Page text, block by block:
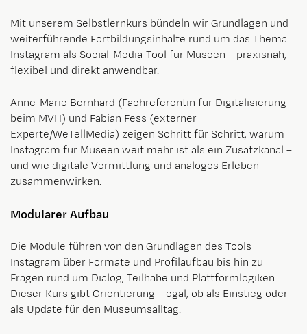
Mit unserem Selbstlernkurs bündeln wir Grundlagen und
weiterführende Fortbildungsinhalte rund um das Thema
Instagram als Social-Media-Tool für Museen – praxisnah,
flexibel und direkt anwendbar.
Anne-Marie Bernhard (Fachreferentin für Digitalisierung
beim MVH) und Fabian Fess (externer
Experte/WeTellMedia) zeigen Schritt für Schritt, warum
Instagram für Museen weit mehr ist als ein Zusatzkanal –
und wie digitale Vermittlung und analoges Erleben
zusammenwirken.
Modularer Aufbau
Die Module führen von den Grundlagen des Tools
Instagram über Formate und Profilaufbau bis hin zu
Fragen rund um Dialog, Teilhabe und Plattformlogiken:
Dieser Kurs gibt Orientierung – egal, ob als Einstieg oder
als Update für den Museumsalltag.